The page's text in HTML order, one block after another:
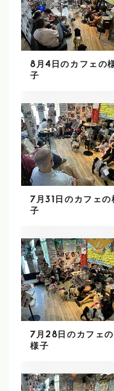
8月4日のカフェの
子
7月31日のカフェの
子
7月28日のカフェの
様子